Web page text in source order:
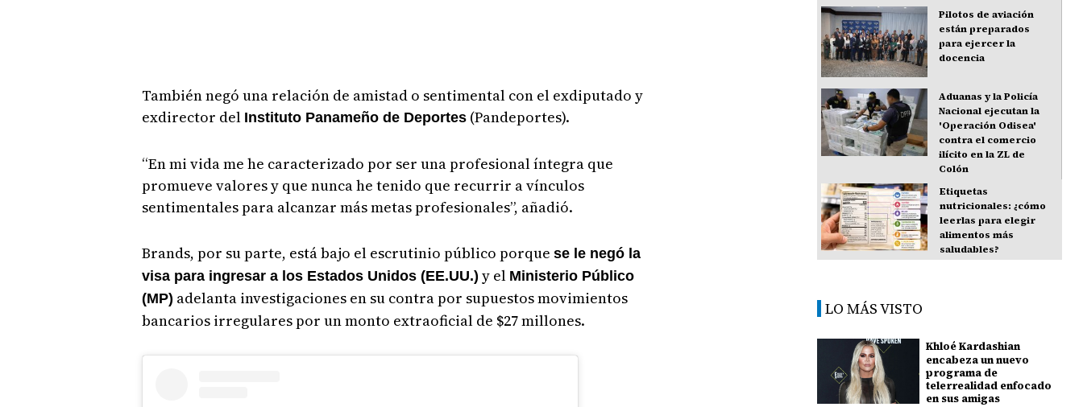
También negó una relación de amistad o sentimental con el exdiputado y
exdirector del Instituto Panameño de Deportes(Pandeportes).
“En mi vida me he caracterizado por ser una profesional íntegra que
promueve valores y que nunca he tenido que recurrir a vínculos
sentimentales para alcanzar más metas profesionales”, añadió.
Brands, por su parte, está bajo el escrutinio público porque se le negó la
visa para ingresar a los Estados Unidos (EE.UU.) y el Ministerio Público
(MP) adelanta investigaciones en su contra por supuestos movimientos
bancarios irregulares por un monto extraoficial de $27 millones.
Pilotos de aviación
están preparados
para ejercer la
docencia
Aduanas y la Policía
Nacional ejecutan la
'Operación Odisea'
contra el comercio
ilícito en la ZL de
Colón
Etiquetas
nutricionales: ¿cómo
leerlas para elegir
alimentos más
saludables?
LO MÁS VISTO
Khloé Kardashian
encabeza un nuevo
programa de
telerrealidad enfocado
en sus amigas